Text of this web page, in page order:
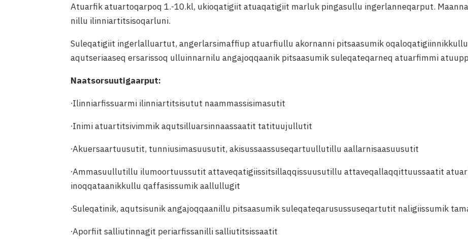
Atuarfik atuartoqarpoq 1.-10.kl, ukioqatigiit atuaqatigiit marluk pingasullu ingerlanneqarput.
nillu ilinniartitsisoqarluni.
Suleqatigiit ingerlalluartut, angerlarsimaffiup atuarfiullu akornanni pitsaasumik
aqutseriaaseq ersarissoq ulluinnarnilu angajoqqaanik pitsaasumik suleqateqarneq atuarfimmi
Naatsorsuutigaarput:
∙Ilinniarfissuarmi ilinniartitsisutut naammassisimasutit
∙Inimi atuartitsivimmik aqutsilluarsinnaassaatit tatituujullutit
∙Akuersaartuusutit, tunniusimasuusutit, akisussaassuseqartuullutillu aallarnisaasuusutit
∙Ammasuullutillu ilumoortuussutit attaveqatigiissitsillaqqissuusutillu attaveqallaqqittuussaatit
inoqqataanikkullu qaffasissumik aallullugit
∙Suleqatinik, aqutsisunik angajoqqaanillu pitsaasumik suleqateqarusussuseqartutit naligiissumik
∙Aporfiit salliutinnagit periarfissanilli salliutitsissaatit